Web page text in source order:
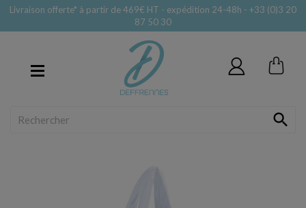
Livraison offerte* à partir de 469€ HT - expédition 24-48h - +33 (0)3 20
87 50 30
